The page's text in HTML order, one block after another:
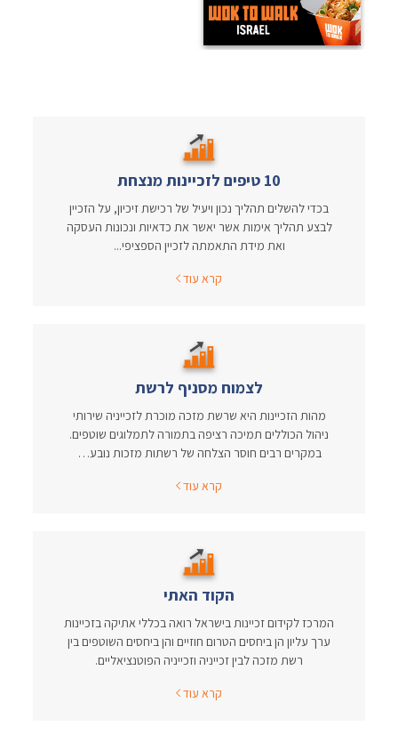
10 טיפים לזכיינות מנצחת
בכדי להשלים תהליך נכון ויעיל של רכישת זיכיון, על הזכיין
לבצע תהליך אימות אשר יאשר את כדאיות ונכונות העסקה
ואת מידת התאמתה לזכיין הספציפי...
קרא עוד
לצמוח מסניף לרשת
מהות הזכיינות היא שרשת מזכה מוכרת לזכייניה שירותי
ניהול הכוללים תמיכה רציפה בתמורה לתמלוגים שוטפים.
במקרים רבים חוסר הצלחה של רשתות מזכות נובע…
קרא עוד
הקוד האתי
המרכז לקידום זכיינות בישראל רואה בכללי אתיקה בזכיינות
ערך עליון הן ביחסים הטרום חוזיים והן ביחסים השוטפים בין
רשת מזכה לבין זכייניה וזכייניה הפוטנציאליים.
קרא עוד